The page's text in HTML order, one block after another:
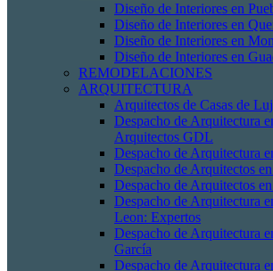
Diseño de Interiores en
Diseño de Interiores en
Diseño de Interiores en
Diseño de Interiores en
REMODELACIONES
ARQUITECTURA
Arquitectos de Casas de
Despacho de Arquitectura
Arquitectos GDL
Despacho de Arquitectura
Despacho de Arquitectos
Despacho de Arquitectos
Despacho de Arquitectura
Leon: Expertos
Despacho de Arquitectura
García
Despacho de Arquitectura